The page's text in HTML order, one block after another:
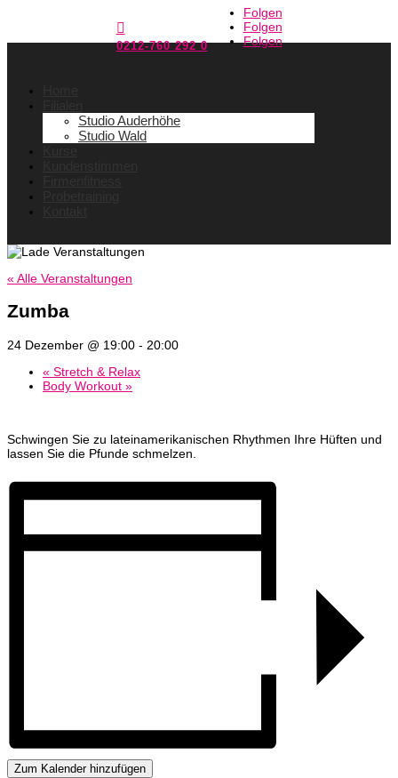

0212-760 292 0
Folgen
Folgen
Folgen
Studio Auderhöhe
Studio Wald
« Alle Veranstaltungen
Zumba
24 Dezember @ 19:00 - 20:00
« Stretch & Relax
Body Workout »
Schwingen Sie zu lateinamerikanischen Rhythmen Ihre Hüften und
lassen Sie die Pfunde schmelzen.
Zum Kalender hinzufügen